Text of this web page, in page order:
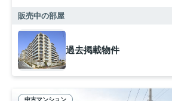
販売中の部屋
過去掲載物件
中古マンション